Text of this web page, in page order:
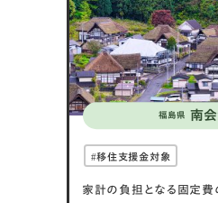
は、自然の豊かさと地域
ィが訪れる人々に心地よ
福島県 南
移住支援金対象
家計の負担となる固定